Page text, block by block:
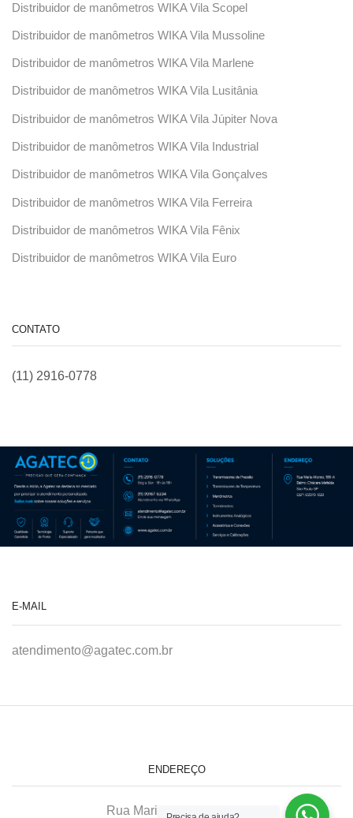
Distribuidor de manômetros WIKA Vila Scopel
Distribuidor de manômetros WIKA Vila Mussoline
Distribuidor de manômetros WIKA Vila Marlene
Distribuidor de manômetros WIKA Vila Lusitânia
Distribuidor de manômetros WIKA Vila Júpiter Nova
Distribuidor de manômetros WIKA Vila Industrial
Distribuidor de manômetros WIKA Vila Gonçalves
Distribuidor de manômetros WIKA Vila Ferreira
Distribuidor de manômetros WIKA Vila Fênix
Distribuidor de manômetros WIKA Vila Euro
CONTATO
(11) 2916-0778
E-MAIL
atendimento@agatec.com.br
ENDEREÇO
Rua Maria Afonso, 166-A